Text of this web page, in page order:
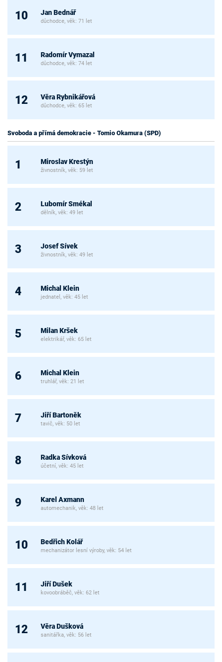
10 Jan Bednář
důchodce, věk: 71 let
11 Radomír Vymazal
důchodce, věk: 74 let
12 Věra Rybnikářová
důchodce, věk: 65 let
Svoboda a přímá demokracie - Tomio Okamura (SPD)
1 Miroslav Krestýn
živnostník, věk: 59 let
2 Lubomír Smékal
dělník, věk: 49 let
3 Josef Sívek
živnostník, věk: 49 let
4 Michal Klein
jednatel, věk: 45 let
5 Milan Kršek
elektrikář, věk: 65 let
6 Michal Klein
truhlář, věk: 21 let
7 Jiří Bartoněk
tavič, věk: 50 let
8 Radka Sívková
účetní, věk: 45 let
9 Karel Axmann
automechanik, věk: 48 let
10 Bedřich Kolář
mechanizátor lesní výroby, věk: 54 let
11 Jiří Dušek
kovoobráběč, věk: 62 let
12 Věra Dušková
sanitářka, věk: 56 let